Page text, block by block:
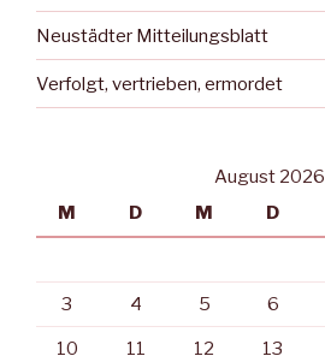
Neustädter Mitteilungsblatt
Verfolgt, vertrieben, ermordet
August 2026
M
D M D
3 4 5 6
10 11 12 13